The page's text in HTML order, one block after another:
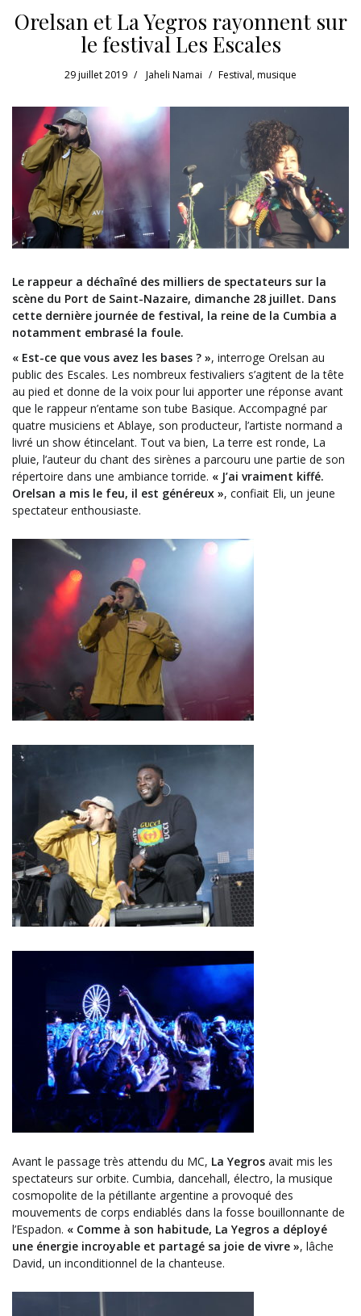
Orelsan et La Yegros rayonnent sur
le festival Les Escales
29 juillet 2019 Jaheli Namai Festival,musique
Le rappeur a déchaîné des milliers de spectateurs sur la
scène du Port de Saint-Nazaire, dimanche 28 juillet. Dans
cette dernière journée de festival, la reine de la Cumbia a
notamment embrasé la foule.
« Est-ce que vous avez les bases ? », interroge Orelsan au
public des Escales. Les nombreux festivaliers s’agitent de la tête
au pied et donne de la voix pour lui apporter une réponse avant
que le rappeur n’entame son tube Basique. Accompagné par
quatre musiciens et Ablaye, son producteur, l’artiste normand a
livré un show étincelant. Tout va bien, La terre est ronde, La
pluie, l’auteur du chant des sirènes a parcouru une partie de son
répertoire dans une ambiance torride. « J’ai vraiment kiffé.
Orelsan a mis le feu, il est généreux », confiait Eli, un jeune
spectateur enthousiaste.
Avant le passage très attendu du MC, La Yegros avait mis les
spectateurs sur orbite. Cumbia, dancehall, électro, la musique
cosmopolite de la pétillante argentine a provoqué des
mouvements de corps endiablés dans la fosse bouillonnante de
l’Espadon. « Comme à son habitude, La Yegros a déployé
une énergie incroyable et partagé sa joie de vivre », lâche
David, un inconditionnel de la chanteuse.